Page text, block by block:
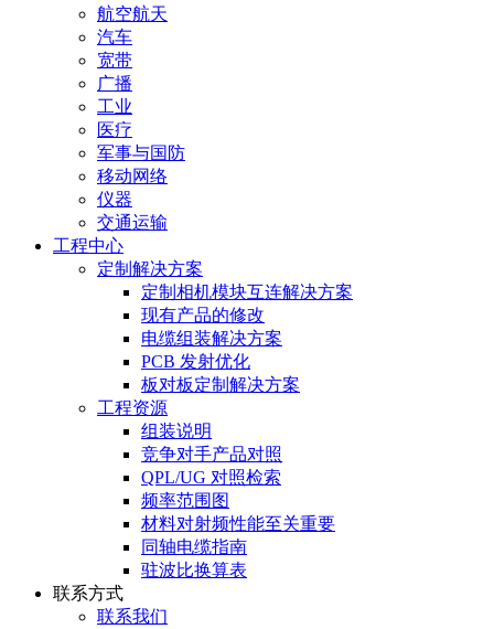
航空航天
汽车
宽带
广播
工业
医疗
军事与国防
移动网络
仪器
交通运输
工程中心
定制解决方案
定制相机模块互连解决方案
现有产品的修改
电缆组装解决方案
PCB 发射优化
板对板定制解决方案
工程资源
组装说明
竞争对手产品对照
QPL/UG 对照检索
频率范围图
材料对射频性能至关重要
同轴电缆指南
驻波比换算表
联系方式
联系我们